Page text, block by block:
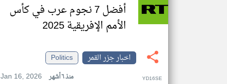
أفضل 7 نجوم عرب في كأس
الأمم الإفريقية 2025
اخبار جزر القمر
Politics
Jan 16, 2026
منذ ٦ أشهر YD16SE